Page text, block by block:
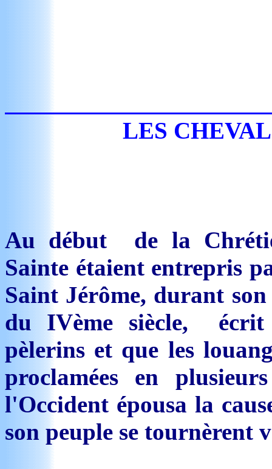
LES
Au début de la
Sainte étaient entrepris
Saint Jérôme, durant
du IVème siècle,
pèlerins et que les
proclamées en
l'Occident épousa la
son peuple se tournèrent